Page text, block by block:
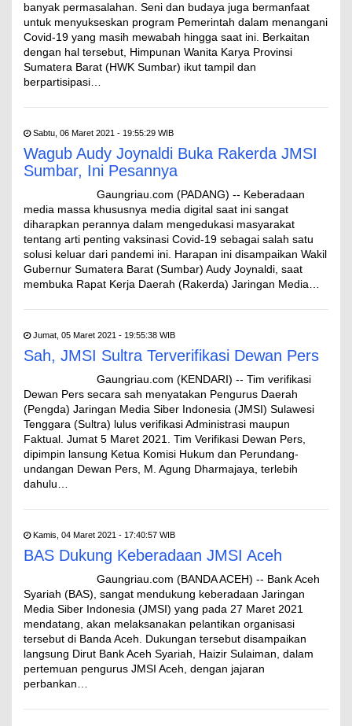
banyak permasalahan. Seni dan budaya juga bermanfaat
untuk menyukseskan program Pemerintah dalam menangani
Covid-19 yang masih mewabah hingga saat ini. Berkaitan
dengan hal tersebut, Himpunan Wanita Karya Provinsi
Sumatera Barat (HWK Sumbar) ikut tampil dan
berpartisipasi…
Sabtu, 06 Maret 2021 - 19:55:29 WIB
Wagub Audy Joynaldi Buka Rakerda JMSI
Sumbar, Ini Pesannya
Gaungriau.com (PADANG) -- Keberadaan
media massa khususnya media digital saat ini sangat
diharapkan perannya dalam mengedukasi masyarakat
tentang arti penting vaksinasi Covid-19 sebagai salah satu
solusi keluar dari pandemi ini. Harapan ini disampaikan Wakil
Gubernur Sumatera Barat (Sumbar) Audy Joynaldi, saat
membuka Rapat Kerja Daerah (Rakerda) Jaringan Media…
Jumat, 05 Maret 2021 - 19:55:38 WIB
Sah, JMSI Sultra Terverifikasi Dewan Pers
Gaungriau.com (KENDARI) -- Tim verifikasi
Dewan Pers secara sah menyatakan Pengurus Daerah
(Pengda) Jaringan Media Siber Indonesia (JMSI) Sulawesi
Tenggara (Sultra) lulus verifikasi Administrasi maupun
Faktual. Jumat 5 Maret 2021. Tim Verifikasi Dewan Pers,
dipimpin lansung Ketua Komisi Hukum dan Perundang-
undangan Dewan Pers, M. Agung Dharmajaya, terlebih
dahulu…
Kamis, 04 Maret 2021 - 17:40:57 WIB
BAS Dukung Keberadaan JMSI Aceh
Gaungriau.com (BANDA ACEH) -- Bank Aceh
Syariah (BAS), sangat mendukung keberadaan Jaringan
Media Siber Indonesia (JMSI) yang pada 27 Maret 2021
mendatang, akan melaksanakan pelantikan organisasi
tersebut di Banda Aceh. Dukungan tersebut disampaikan
langsung Dirut Bank Aceh Syariah, Haizir Sulaiman, dalam
pertemuan pengurus JMSI Aceh, dengan jajaran
perbankan…